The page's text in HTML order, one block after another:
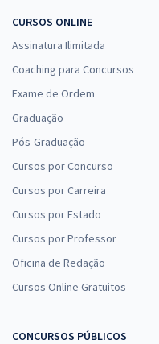
CURSOS ONLINE
Assinatura Ilimitada
Coaching para Concursos
Exame de Ordem
Graduação
Pós-Graduação
Cursos por Concurso
Cursos por Carreira
Cursos por Estado
Cursos por Professor
Oficina de Redação
Cursos Online Gratuitos
CONCURSOS PÚBLICOS